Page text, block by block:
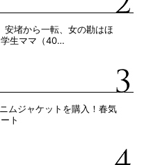
安堵から一転、女の勘はほ
生ママ（40…
ムジャケットを購入！春気
ト